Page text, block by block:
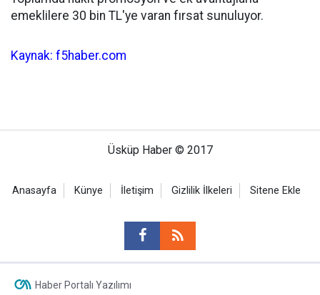
emeklilere 30 bin TL'ye varan fırsat sunuluyor.
Kaynak: f5haber.com
Üsküp Haber © 2017
Anasayfa Künye İletişim Gizlilik İlkeleri Sitene Ekle
Haber Portalı Yazılımı